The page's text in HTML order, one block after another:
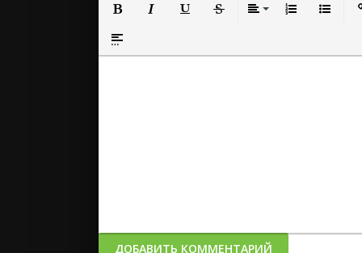
Вставка спойлера
ДОБАВИТЬ КОММЕНТАРИЙ